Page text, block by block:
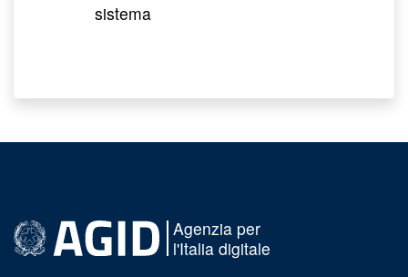
sistema
Agenzia per
l'Italia digitale